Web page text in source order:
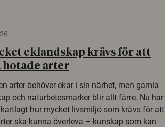
eklandskap krävs för att
hotade arter
arter behöver ekar i sin närhet, men gamla
och naturbetesmarker blir allt färre. Nu har
hur mycket livsmiljö som krävs för att
ska kunna överleva – kunskap som kan